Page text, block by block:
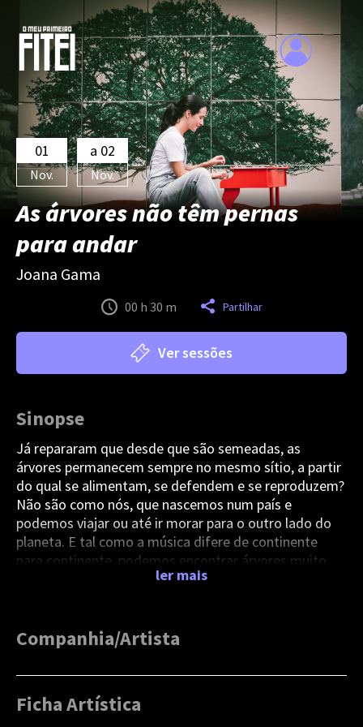
01
Nov.
a 02
Nov.
As árvores não têm pernas
para andar
Joana Gama
00 h 30 m Partilhar
Ver sessões
Sinopse
Já repararam que desde que são semeadas, as
árvores permanecem sempre no mesmo sítio, a partir
do qual se alimentam, se defendem e se reproduzem?
Não são como nós, que nascemos num país e
podemos viajar ou até ir morar para o outro lado do
planeta. E tal como a música difere de continente
para continente, podemos encontrar árvores muito
diferentes espalhadas pelo mundo: árvores que são
já chegou à lua... Mas não quero estragar a surpresa:
no meu concerto vou contar-vos histórias sobre o
mundo maravilhoso das árvores com a ajuda de um
pequeno grande instrumento: o toy piano!
ler mais
Companhia/Artista
Ficha Artística